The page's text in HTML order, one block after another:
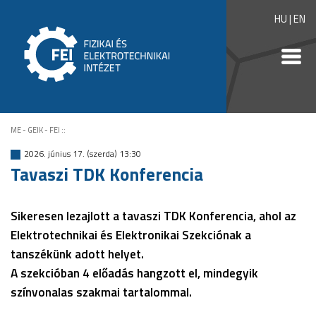
HU|EN
ME - GEIK - FEI ::
2026. június 17. (szerda) 13:30
Tavaszi TDK Konferencia
Sikeresen lezajlott a tavaszi TDK Konferencia, ahol az
Elektrotechnikai és Elektronikai Szekciónak a
tanszékünk adott helyet.
A szekcióban 4 előadás hangzott el, mindegyik
színvonalas szakmai tartalommal.